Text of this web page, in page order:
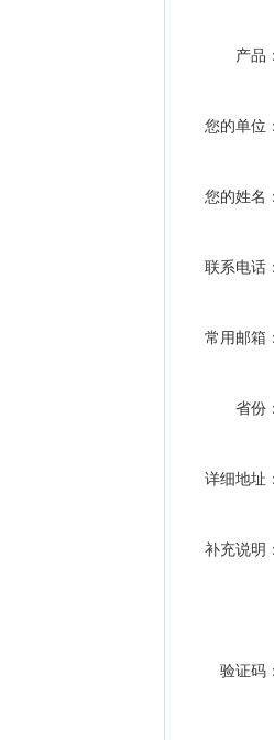
产品：
您的单位：
您的姓名：
联系电话：
常用邮箱：
省份：
详细地址：
补充说明：
验证码：